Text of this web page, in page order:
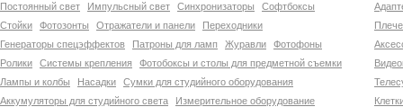
Постоянный свет Импульсный свет Синхронизаторы
Софтбоксы
Стойки
Фотозонты Отражатели и панели
Переходники
Генераторы спецэффектов
Патроны для ламп Журавли
Фотофоны
Ролики
Системы крепления
Фотобоксы и столы для предметной съемки
Лампы и колбы
Насадки
Сумки для студийного оборудования
Аккумуляторы для студийного света
Измерительное оборудование